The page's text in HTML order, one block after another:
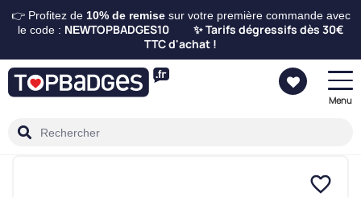
👉 Profitez de 10% de remisesur votre première commande avec
le code : NEWTOPBADGES10 ✨ Tarifs dégressifs dès 30€
TTC d'achat !
Menu
favorite_border